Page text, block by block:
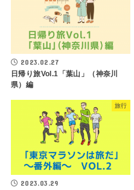
2023.02.27
日帰り旅Vol.1「葉山」（神奈川
県）編
旅行
2023.03.29